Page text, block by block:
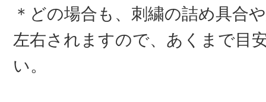
＊どの場合も、刺繍の詰め具合
左右されますので、あくまで目
い。